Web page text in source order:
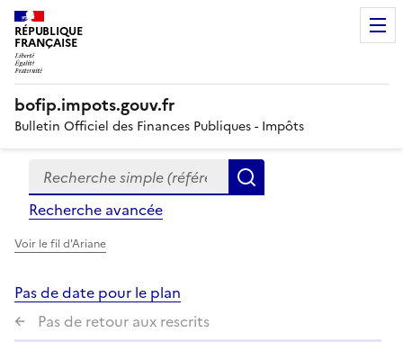
RÉPUBLIQUE
FRANÇAISE
bofip.impots.gouv.fr
Bulletin Officiel des Finances Publiques - Impôts
Formulaire
de
recherche
Recherche simple (références, mots clés, partie du
Recherche avancée
Voir le fil d'Ariane
Pas de date pour le plan
Pas de retour aux rescrits